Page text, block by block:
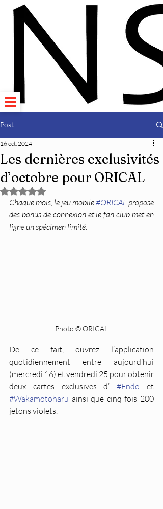
Post
Les dernières exclusivités
d’octobre pour ORICAL
16 oct. 2024
Noté NaN étoiles sur 5.
Chaque mois, le jeu mobile #ORICAL propose
des bonus de connexion et le fan club met en
ligne un spécimen limité.
Photo © ORICAL
De ce fait, ouvrez l’application
quotidiennement entre aujourd’hui
(mercredi 16) et vendredi 25 pour obtenir
deux cartes exclusives d’ #Endo
#Wakamotoharu ainsi que cinq fois 200
jetons violets.